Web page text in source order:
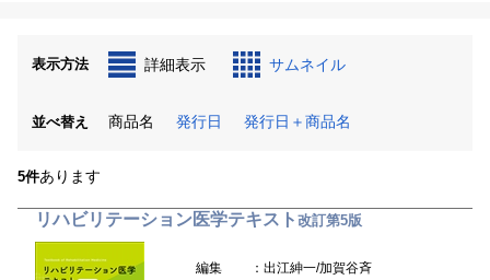
表示方法 詳細表示 サムネイル
並べ替え 商品名 発行日 発行日＋商品名
5件あります
リハビリテーション医学テキスト改訂第5版
編集
：出江紳一/加賀谷斉